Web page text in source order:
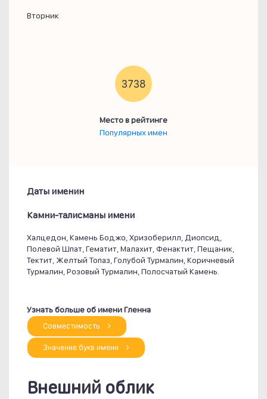
Вторник
3738
Место в рейтинге
Популярных имен
Даты именин
Камни-талисманы имени
Халцедон, Камень Боджо, Хризоберилл, Диопсид,
Полевой Шпат, Гематит, Малахит, Фенактит, Пещаник,
Тектит, Желтый Топаз, Голубой Турмалин, Коричневый
Турмалин, Розовый Турмалин, Полосчатый Камень.
Узнать больше об имени Гленна
Совместимость
Значение букв имени
Внешний облик